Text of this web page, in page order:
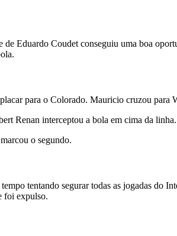
Eduardo Coudet conseguiu uma boa
para o Colorado. Mauricio cruzou para
Renan interceptou a bola em cima da
o segundo.
tentando segurar todas as jogadas do
foi expulso.